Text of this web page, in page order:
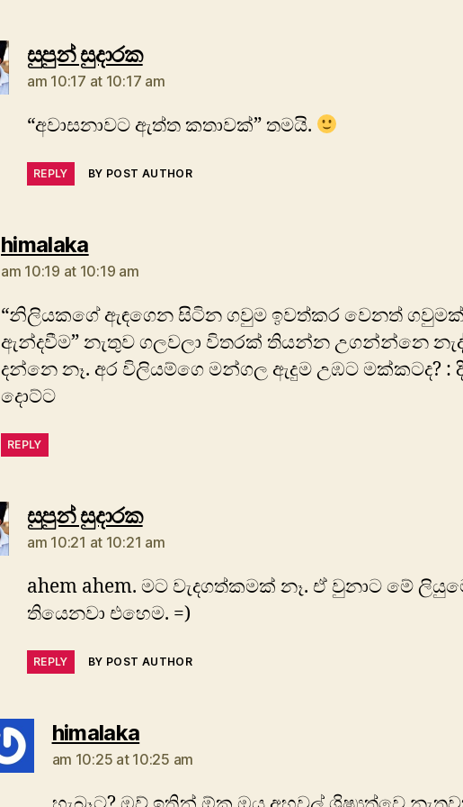
සුපුන් සුදාරකsays:
am 10:17 at 10:17 am
“අවාසනාවට ඇත්ත කතාවක්” තමයි.
REPLY BY POST AUTHOR
himalakasays:
am 10:19 at 10:19 am
“නිලියකගේ ඇඳගෙන සිටින ගවුම ඉවත්කර වෙනත් ගවුමක්
ඇන්දවීම” නැතුව ගලවලා විතරක් තියන්න උගන්න්නෙ
දන්නෙ නෑ. අර විලියම්ගෙ මන්ගල ඇදුම උඹට මක්කටද? :
දොට්ට
REPLY
සුපුන් සුදාරකsays:
am 10:21 at 10:21 am
ahem ahem. මට වැදගත්කමක් නෑ. ඒ වුනාට මේ
තියෙනවා එහෙම. =)
REPLY BY POST AUTHOR
himalakasays:
am 10:25 at 10:25 am